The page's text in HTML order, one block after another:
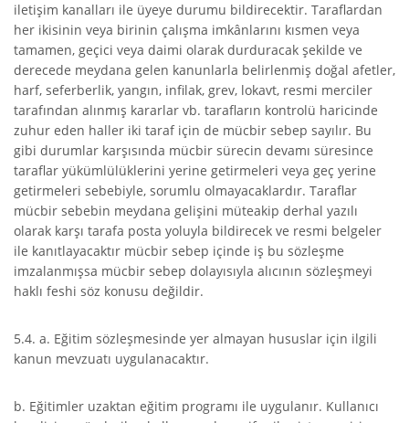
iletişim kanalları ile üyeye durumu bildirecektir. Taraflardan
her ikisinin veya birinin çalışma imkânlarını kısmen veya
tamamen, geçici veya daimi olarak durduracak şekilde ve
derecede meydana gelen kanunlarla belirlenmiş doğal afetler,
harf, seferberlik, yangın, infilak, grev, lokavt, resmi merciler
tarafından alınmış kararlar vb. tarafların kontrolü haricinde
zuhur eden haller iki taraf için de mücbir sebep sayılır. Bu
gibi durumlar karşısında mücbir sürecin devamı süresince
taraflar yükümlülüklerini yerine getirmeleri veya geç yerine
getirmeleri sebebiyle, sorumlu olmayacaklardır. Taraflar
mücbir sebebin meydana gelişini müteakip derhal yazılı
olarak karşı tarafa posta yoluyla bildirecek ve resmi belgeler
ile kanıtlayacaktır mücbir sebep içinde iş bu sözleşme
imzalanmışsa mücbir sebep dolayısıyla alıcının sözleşmeyi
haklı feshi söz konusu değildir.
5.4. a. Eğitim sözleşmesinde yer almayan hususlar için ilgili
kanun mevzuatı uygulanacaktır.
b. Eğitimler uzaktan eğitim programı ile uygulanır. Kullanıcı